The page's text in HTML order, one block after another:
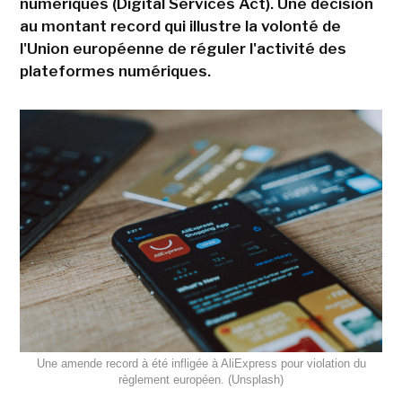
numériques (Digital Services Act). Une décision
au montant record qui illustre la volonté de
l'Union européenne de réguler l'activité des
plateformes numériques.
Une amende record à été infligée à AliExpress pour violation du
règlement européen. (Unsplash)